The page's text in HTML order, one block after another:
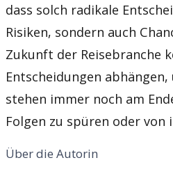
dass solch radikale
Risiken, sondern auch
Zukunft der Reisebranche
Entscheidungen abhängen,
stehen immer noch am
Folgen zu spüren oder
Über die Autorin